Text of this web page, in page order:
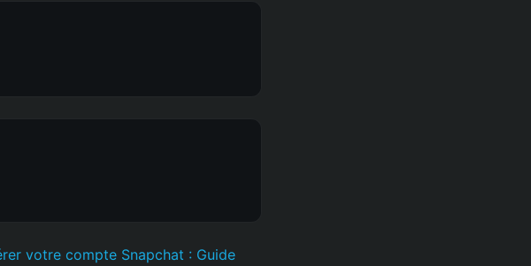
votre compte Snapchat : Guide